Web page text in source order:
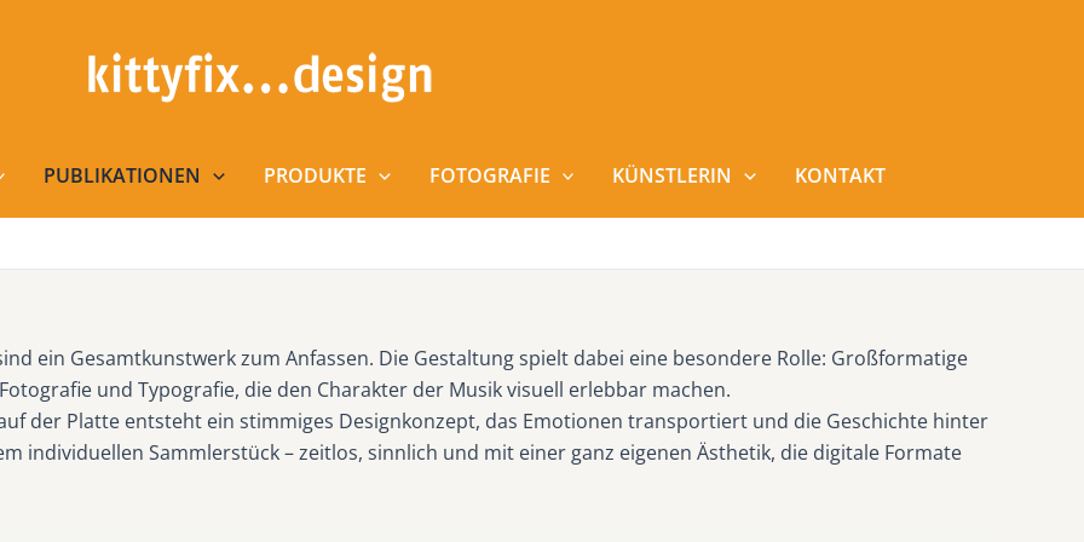
PUBLIKATIONEN PRODUKTE FOTOGRAFIE KÜNSTLERIN KONTAKT
ein Gesamtkunstwerk zum Anfassen. Die Gestaltung spielt dabei eine besondere Rolle: Großformatige
und Typografie, die den Charakter der Musik visuell erlebbar machen.
der Platte entsteht ein stimmiges Designkonzept, das Emotionen transportiert und die Geschichte hinter
individuellen Sammlerstück – zeitlos, sinnlich und mit einer ganz eigenen Ästhetik, die digitale Formate